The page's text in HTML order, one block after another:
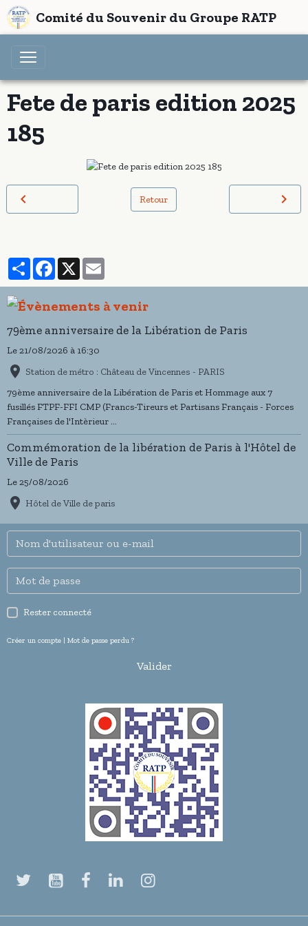
Comité du Souvenir du Groupe RATP
Fete de paris edition 2025
185
Retour
PartagerFacebook
X
79ème anniversaire de la Libération de Paris
Le 21/08/2026 à 16:30
Station de métro : Château de Vincennes - PARIS
79ème anniversaire de la Libération de Paris et Hommage aux 7
fusillés FTPF-FFI CMP (Francs-Tireurs et Partisans Français - Forces
Françaises de l'Intèrieur ...
Commémoration de la libération de Paris à l'Hôtel de
Ville de Paris
Le 25/08/2026
Hôtel de Ville de paris
Rester connecté
Créer un compte | Mot de passe perdu ?
Valider